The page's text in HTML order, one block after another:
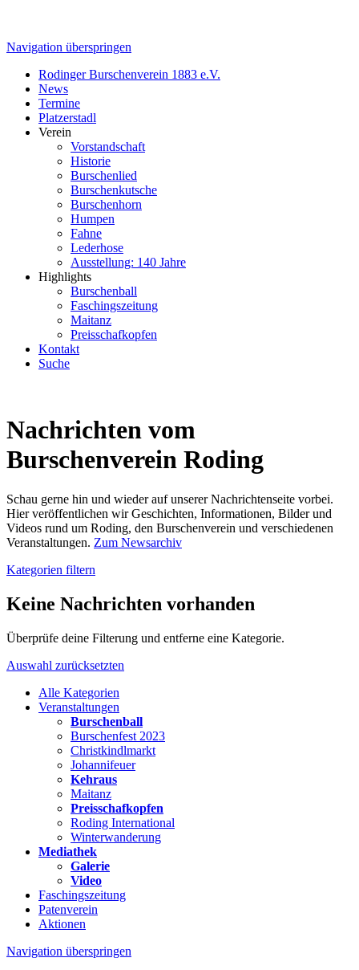
Navigation überspringen
Rodinger Burschenverein 1883 e.V.
News
Termine
Platzerstadl
Verein
Vorstandschaft
Historie
Burschenlied
Burschenkutsche
Burschenhorn
Humpen
Fahne
Lederhose
Ausstellung: 140 Jahre
Highlights
Burschenball
Faschingszeitung
Maitanz
Preisschafkopfen
Kontakt
Suche
Nachrichten vom
Burschenverein Roding
Schau gerne hin und wieder auf unserer Nachrichtenseite vorbei.
Hier veröffentlichen wir Geschichten, Informationen, Bilder und
Videos rund um Roding, den Burschenverein und verschiedenen
Veranstaltungen. Zum Newsarchiv
Kategorien filtern
Keine Nachrichten vorhanden
Überprüfe deine Filterung und entferne eine Kategorie.
Auswahl zurücksetzten
Alle Kategorien
Veranstaltungen
Burschenball
Burschenfest 2023
Christkindlmarkt
Johannifeuer
Kehraus
Maitanz
Preisschafkopfen
Roding International
Winterwanderung
Mediathek
Galerie
Video
Faschingszeitung
Patenverein
Aktionen
Navigation überspringen